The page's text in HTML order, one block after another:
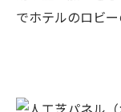
でホテルのロビ